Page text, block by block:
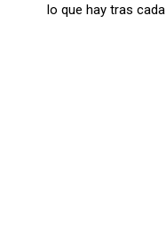
lo que hay tras